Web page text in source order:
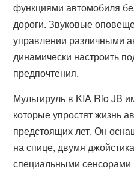
функциями автомобиля
дороги. Звуковые
управлении различными
динамически настроить
предпочтения.
Мультируль в KIA Rio JB
которые упростят жизнь
предстоящих лет. Он
на спице, двумя
специальными сенсорами